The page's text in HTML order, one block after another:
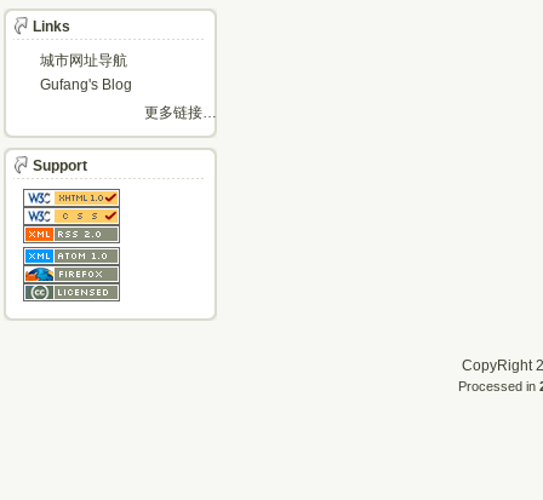
Links
城市网址导航
Gufang's Blog
更多链接…
Support
CopyRight
Processed in